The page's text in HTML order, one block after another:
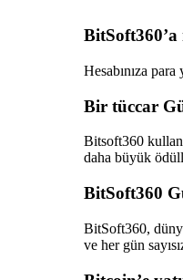
Hesabınıza
Bir tüccar
Bitsoft360
daha büyük
BitSoft360
BitSoft360,
ve her gün